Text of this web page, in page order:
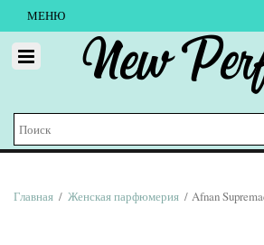
МЕНЮ
New
Главная / Женская парфюмерия / Afnan